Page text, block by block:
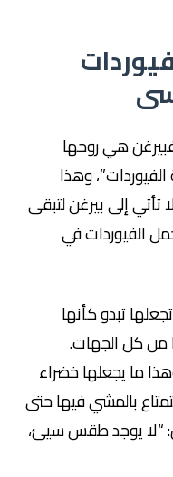
هي روحها
وهذا
تأتي إلى بيرغن لتبقى
الفيوردات في
تبدو كأنها
كل الجهات.
ما يجعلها خضراء
بالمشي فيها حتى
“لا يوجد طقس سيئ،